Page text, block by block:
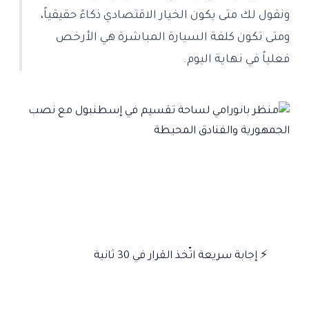
ونقول لك متى يكون الخيار الاقتصادي ذكاءً حقيقياً،
ومتى تكون كلفة السيارة المباشرة هي الأرخص
فعلياً في نهاية اليوم.
⚡ إجابة سريعة اتّخذ القرار في 30 ثانية